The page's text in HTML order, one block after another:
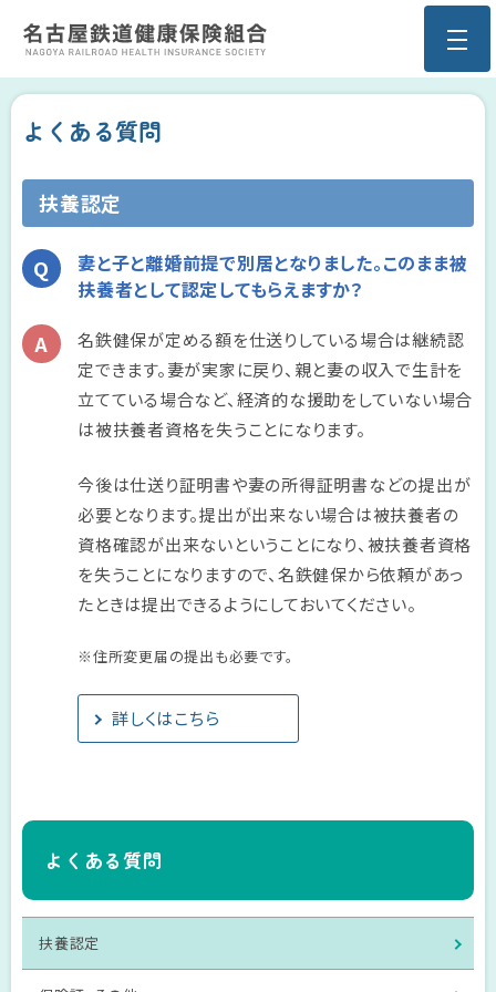
よくある質問
扶養認定
妻と子と離婚前提で別居となりました。このまま被
扶養者として認定してもらえますか？
名鉄健保が定める額を仕送りしている場合は継続認
定できます。妻が実家に戻り、親と妻の収入で生計を
立てている場合など、経済的な援助をしていない場合
は被扶養者資格を失うことになります。
今後は仕送り証明書や妻の所得証明書などの提出が
必要となります。提出が出来ない場合は被扶養者の
資格確認が出来ないということになり、被扶養者資格
を失うことになりますので、名鉄健保から依頼があっ
たときは提出できるようにしておいてください。
※住所変更届の提出も必要です。
詳しくはこちら
よくある質問
扶養認定